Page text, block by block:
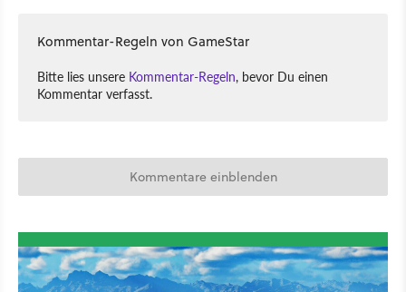
Kommentar-Regeln von GameStar
Bitte lies unsere Kommentar-Regeln, bevor Du einen
Kommentar verfasst.
Kommentare einblenden